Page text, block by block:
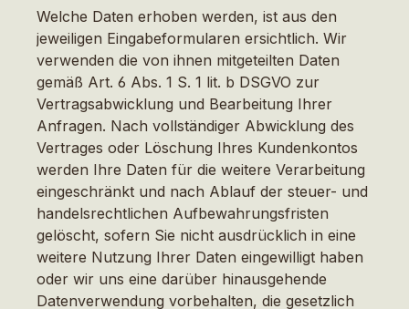
Welche Daten erhoben werden, ist aus den
jeweiligen Eingabeformularen ersichtlich. Wir
verwenden die von ihnen mitgeteilten Daten
gemäß Art. 6 Abs. 1 S. 1 lit. b DSGVO zur
Vertragsabwicklung und Bearbeitung Ihrer
Anfragen. Nach vollständiger Abwicklung des
Vertrages oder Löschung Ihres Kundenkontos
werden Ihre Daten für die weitere Verarbeitung
eingeschränkt und nach Ablauf der steuer- und
handelsrechtlichen Aufbewahrungsfristen
gelöscht, sofern Sie nicht ausdrücklich in eine
weitere Nutzung Ihrer Daten eingewilligt haben
oder wir uns eine darüber hinausgehende
Datenverwendung vorbehalten, die gesetzlich